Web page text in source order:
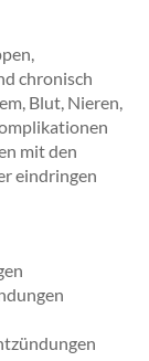
chronisch
Blut, Nieren,
mit den
eindringen